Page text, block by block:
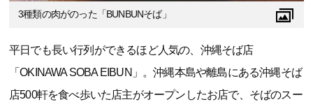
3種類の肉がのった「BUNBUNそば」
平日でも長い行列ができるほど人気の、沖縄そば店
「OKINAWA SOBA EIBUN」。沖縄本島や離島にある沖縄そば
店500軒を食べ歩いた店主がオープンしたお店で、そばのスー